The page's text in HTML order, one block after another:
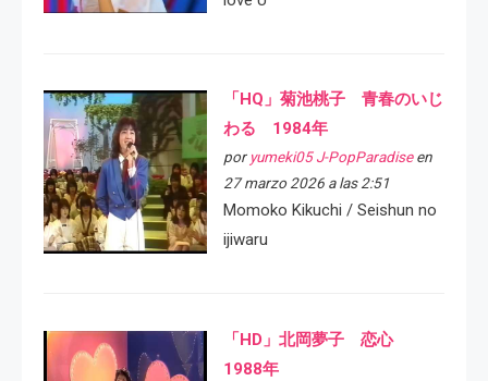
「HQ」菊池桃子 青春のいじ
わる 1984年
por yumeki05 J-PopParadiseen
27 marzo 2026 a las 2:51
Momoko Kikuchi / Seishun no
ijiwaru
「HD」北岡夢子 恋心
1988年